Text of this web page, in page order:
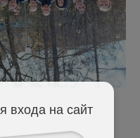
входа на сайт